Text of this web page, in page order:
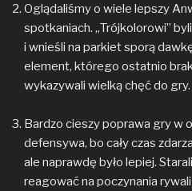
Oglądaliśmy o wiele lepszy
spotkaniach. „Trójkolorowi”
i wnieśli na parkiet sporą
element, którego ostatnio
wykazywali wielką chęć do gry.
Bardzo cieszy poprawa gry w
defensywa, bo cały czas
ale naprawdę było lepiej.
reagować na poczynania